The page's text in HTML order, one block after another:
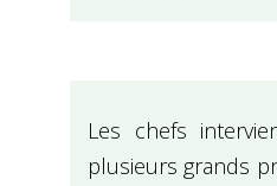
Les chefs
plusieurs grands